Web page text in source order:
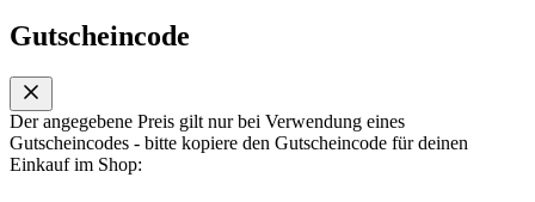
Gutscheincode
Der angegebene Preis gilt nur bei Verwendung eines
Gutscheincodes - bitte kopiere den Gutscheincode für deinen
Einkauf im Shop: